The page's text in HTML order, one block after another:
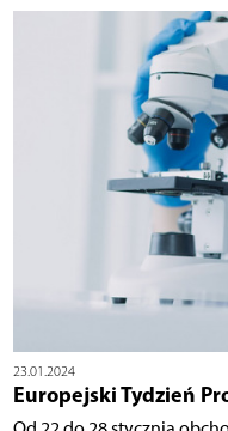
23.01.2024
Europejski Tydzień